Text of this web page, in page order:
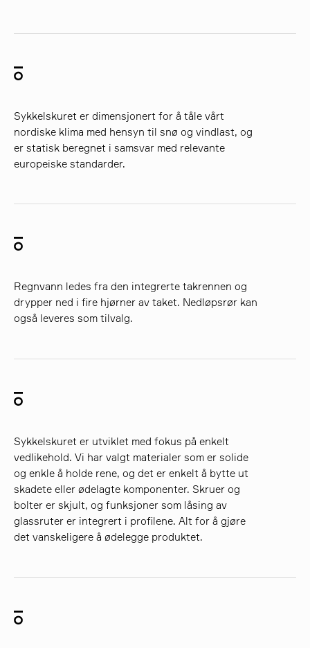
Sykkelskuret er dimensjonert for å tåle vårt
nordiske klima med hensyn til snø og vindlast, og
er statisk beregnet i samsvar med relevante
europeiske standarder.
Regnvann ledes fra den integrerte takrennen og
drypper ned i fire hjørner av taket. Nedløpsrør kan
også leveres som tilvalg.
Sykkelskuret er utviklet med fokus på enkelt
vedlikehold. Vi har valgt materialer som er solide
og enkle å holde rene, og det er enkelt å bytte ut
skadete eller ødelagte komponenter. Skruer og
bolter er skjult, og funksjoner som låsing av
glassruter er integrert i profilene. Alt for å gjøre
det vanskeligere å ødelegge produktet.